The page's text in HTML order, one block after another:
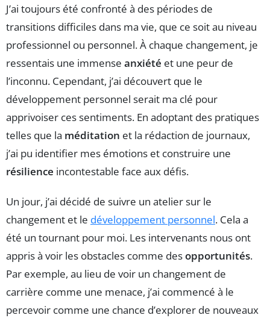
J’ai toujours été confronté à des périodes de
transitions difficiles dans ma vie, que ce soit au niveau
professionnel ou personnel. À chaque changement, je
ressentais une immense anxiété et une peur de
l’inconnu. Cependant, j’ai découvert que le
développement personnel serait ma clé pour
apprivoiser ces sentiments. En adoptant des pratiques
telles que la méditation et la rédaction de journaux,
j’ai pu identifier mes émotions et construire une
résilience incontestable face aux défis.
Un jour, j’ai décidé de suivre un atelier sur le
changement et le développement personnel. Cela a
été un tournant pour moi. Les intervenants nous ont
appris à voir les obstacles comme desopportunités.
Par exemple, au lieu de voir un changement de
carrière comme une menace, j’ai commencé à le
percevoir comme une chance d’explorer de nouveaux